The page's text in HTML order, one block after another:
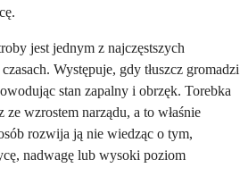
jest jednym z najczęstszych
Występuje, gdy tłuszcz gromadzi
stan zapalny i obrzęk. Torebka
wzrostem narządu, a to właśnie
rozwija ją nie wiedząc o tym,
nadwagę lub wysoki poziom